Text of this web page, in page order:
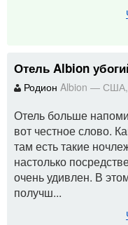
Отель Albion
Родион Albion — США,
Отель больше
вот честное слово.
там есть такие
настолько
очень удивлен. В
получш...